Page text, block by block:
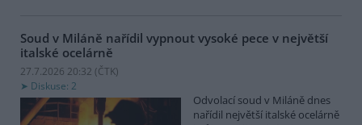
Soud v Miláně nařídil vypnout vysoké pece v největší
italské ocelárně
27.7.2026 20:32 (ČTK)
Diskuse: 2
Odvolací soud v Miláně dnes
nařídil největší italské ocelárně